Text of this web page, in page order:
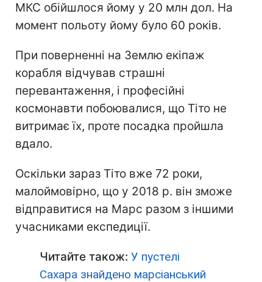
МКС обійшлося йому у 20 млн дол. На
момент польоту йому було 60 років.
При поверненні на Землю екіпаж
корабля відчував страшні
перевантаження, і професійні
космонавти побоювалися, що Тіто не
витримає їх, проте посадка пройшла
вдало.
Оскільки зараз Тіто вже 72 роки,
малоймовірно, що у 2018 р. він зможе
відправитися на Марс разом з іншими
учасниками експедиції.
Читайте також: У пустелі
Сахара знайдено марсіанський